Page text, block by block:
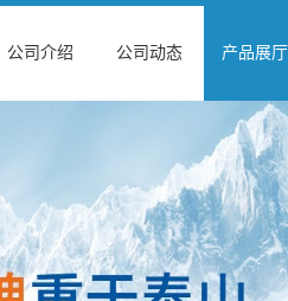
公司介绍 公司动态 产品展厅